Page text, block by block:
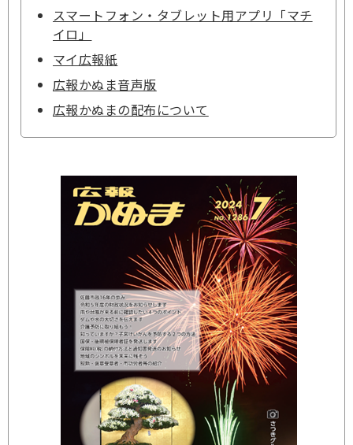
スマートフォン・タブレット用アプリ「マチ
イロ」
マイ広報紙
広報かぬま音声版
広報かぬまの配布について